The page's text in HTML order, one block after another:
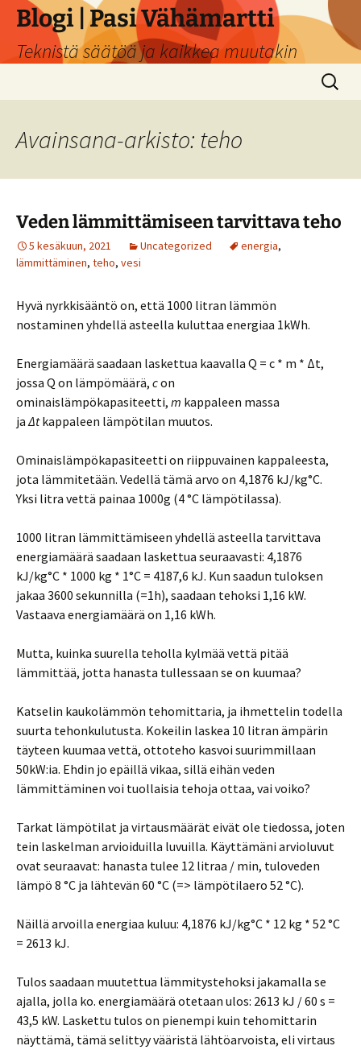
Siirry
sisältöön
Blogi | Pasi Vähämartti
Teknistä säätöä ja kaikkea muutakin
Haku:
Avainsana-arkisto: teho
Veden lämmittämiseen tarvittava teho
5 kesäkuun, 2021 Uncategorized energia,
lämmittäminen, teho, vesi
Hyvä nyrkkisääntö on, että 1000 litran lämmön
nostaminen yhdellä asteella kuluttaa energiaa 1kWh.
Energiamäärä saadaan laskettua kaavalla Q = c * m * Δt,
jossa Q on lämpömäärä, con
ominaislämpökapasiteetti, m kappaleen massa
jaΔtkappaleen lämpötilan muutos.
Ominaislämpökapasiteetti on riippuvainen kappaleesta,
jota lämmitetään. Vedellä tämä arvo on 4,1876 kJ/kg°C.
Yksi litra vettä painaa 1000g (4 °C lämpötilassa).
1000 litran lämmittämiseen yhdellä asteella tarvittava
energiamäärä saadaan laskettua seuraavasti: 4,1876
kJ/kg°C * 1000 kg * 1°C = 4187,6 kJ. Kun saadun tuloksen
jakaa 3600 sekunnilla (=1h), saadaan tehoksi 1,16 kW.
Vastaava energiamäärä on 1,16 kWh.
Mutta, kuinka suurella teholla kylmää vettä pitää
lämmittää, jotta hanasta tullessaan se on kuumaa?
Katselin kaukolämmön tehomittaria, ja ihmettelin todella
suurta tehonkulutusta. Kokeilin laskea 10 litran ämpärin
täyteen kuumaa vettä, ottoteho kasvoi suurimmillaan
50kW:ia. Ehdin jo epäillä vikaa, sillä eihän veden
lämmittäminen voi tuollaisia tehoja ottaa, vai voiko?
Tarkat lämpötilat ja virtausmäärät eivät ole tiedossa, joten
tein laskelman arvioiduilla luvuilla. Käyttämäni arvioluvut
ovat seuraavat: hanasta tulee 12 litraa / min, tuloveden
lämpö 8 °C ja lähtevän 60 °C (=> lämpötilaero 52 °C).
Näillä arvoilla energiaa kuluu: 4,1876 kJ/kg°C * 12 kg * 52 °C
= 2613 kJ.
Tulos saadaan muutettua lämmitystehoksi jakamalla se
ajalla, jolla ko. energiamäärä otetaan ulos: 2613 kJ / 60 s =
43,5 kW. Laskettu tulos on pienempi kuin tehomittarin
näyttämä, tämä selittyy vääristä lähtöarvoista, eli virtaus